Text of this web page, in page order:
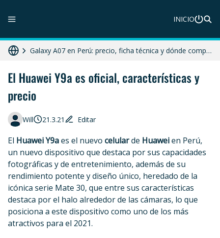
INICIO
Galaxy A07 en Perú: precio, ficha técnica y dónde comprar
El Huawei Y9a es oficial, características y
precio
Will 21.3.21 Editar
El Huawei Y9aes el nuevo celularde Huaweien Perú,
un nuevo dispositivo que destaca por sus capacidades
fotográficas y de entretenimiento, además de su
rendimiento potente y diseño único, heredado de la
icónica serie Mate 30, que entre sus características
destaca por el halo alrededor de las cámaras, lo que
posiciona a este dispositivo como uno de los más
atractivos para el 2021.